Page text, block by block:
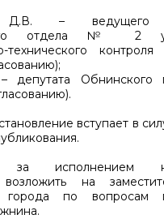
Д.В. – ведущего
отдела № 2
технического
депутата Обнинского
вступает в
исполнением
возложить на
города по вопросам